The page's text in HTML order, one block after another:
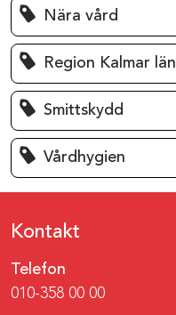
Nära vård
Region Kalmar län
Smittskydd
Vårdhygien
Kontakt
Telefon
010-358 00 00